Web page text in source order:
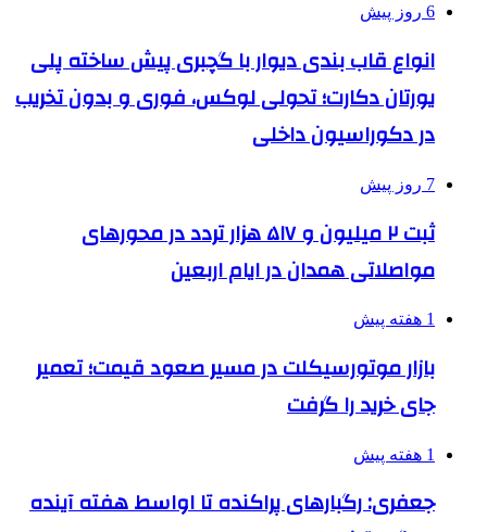
6 روز پیش
انواع قاب بندی دیوار با گچبری پیش ساخته پلی
یورتان دکارت؛ تحولی لوکس، فوری و بدون تخریب
در دکوراسیون داخلی
7 روز پیش
ثبت ۲ میلیون و ۵۱۷ هزار تردد در محورهای
مواصلاتی همدان در ایام اربعین
1 هفته پیش
بازار موتورسیکلت در مسیر صعود قیمت؛ تعمیر
جای خرید را گرفت
1 هفته پیش
جعفری: رگبارهای پراکنده تا اواسط هفته آینده